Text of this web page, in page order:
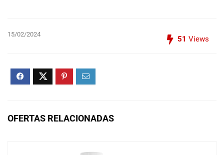
15/02/2024
51 Views
OFERTAS RELACIONADAS